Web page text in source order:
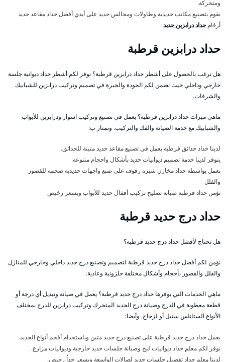
ومتحركة.
نقوم بتصنيع مكاتب حديدية وطاولات ومجالس حديد على أيدي أفضل حداد مقاعد حديد
أرقام حداد درابزين حديد.
حداد درابزين قرطبة
هل ترغب بالحصول على أشطر حداد درابزين قرطبة؟ نوفر لكم أشطر حداد ديوانية جلسة
خارجي وداخلي حيث نضمن لكم الجودة والخبرة في تصميم وتركيب درابزين للشبابيك
والشرفات.
ماهي ميزات حداد درابزين قرطبة؟ يعمل في تصنيع وتركيب اسوار ودرابزين للأبواب
والشبابيك مع خدمة الصيانة والفك والتركيب. ونمتاز ب:
لدينا حداد حدائق قرطبة يعمل في تصنيع مقاعد حديد متينة للحدائق.
يتوفر لدينا خدمة تصميم ديوانيات حديد بأشكال واحجام متنوعة.
نعمل بواسطة حداد مخازن شبره رفوف على صنع واجهات حديدية ضخمة للقصور
والفلل
نؤمن حداد قرطبة صيانة تصليح تركيب أقفال حديد للأبواب وبسعر رخيص
حداد درج حديد قرطبة
هل تحتاج لأفضل حداد درج حديد قرطبة؟
نؤمن لكم أفضل حداد درج حديد قرطبة لتصميم وتصنيع درج حديد داخلي وخارجي للمنازل
والفلل والقصور بأحجام وأشكال مختلفة حلزونية وعادية.
ماهي الخدمات التي يوفرها حداد درج حديد قرطبة؟ يعمل في صيانة وتبديل أي درجة أو
قطعة معطوبة في الدرج وصيانة درج الحديد المتحرك وتركيب درابزين للدرج بمختلف
الأنواع الستانلس ستيل أو لزجاج. وأيضا:
يعمل حداد درج حديد قرطبة على تصنيع درج حديد متين وباستخدام أفخم أنواع الحديد.
نوفر لكم معلم حداد ديوانيات لبخ وصيانة جلسات حديد خارجية وديوانيات مزارع.
لدينا معلم حداد تفصيل جلسات حديد لصالات الواسعة وبسعر جداُ رخيص.